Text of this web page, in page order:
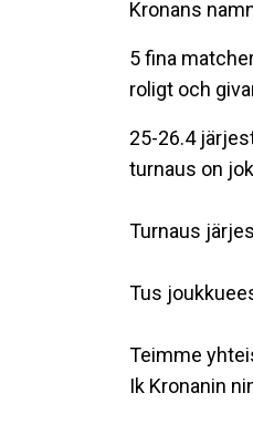
Kronans
5 fina
roligt och
25-26.4
turnaus on
Turnaus
Tus
Teimme
Ik Kronanin